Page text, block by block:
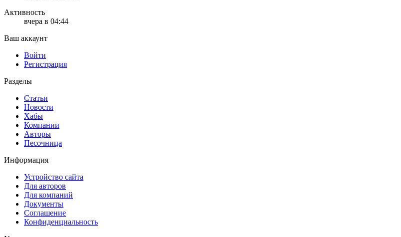
Активность
вчера в 04:44
Ваш аккаунт
Войти
Регистрация
Разделы
Статьи
Новости
Хабы
Компании
Авторы
Песочница
Информация
Устройство сайта
Для авторов
Для компаний
Документы
Соглашение
Конфиденциальность